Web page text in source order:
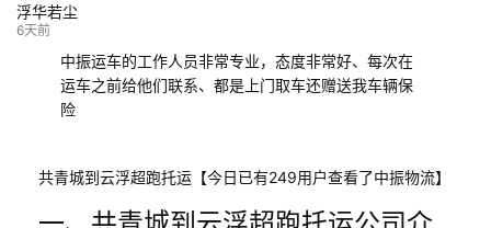
浮华若尘
6天前
中振运车的工作人员非常专业，态度非常好、每次在
运车之前给他们联系、都是上门取车还赠送我车辆保
险
共青城到云浮超跑托运【今日已有249用户查看了中振物流】